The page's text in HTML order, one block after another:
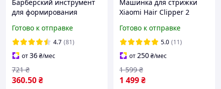
Барберский инструмент
для формирования
височной зоны без
проводов
Готово к отправке
4.7 (81)
от36₴/мес
360.50₴
721 ₴
Машинка для стрижки
Xiaomi Hair Clipper 2
12 мес
Готово к отправке
5.0 (11)
от250₴/мес
1 499₴
1 599 ₴